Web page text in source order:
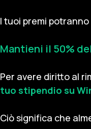
I tuoi premi
Mantieni il 50%
Per avere diritto al
tuo stipendio su
Ciò significa che